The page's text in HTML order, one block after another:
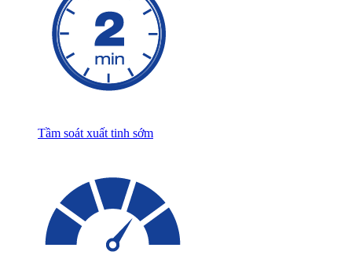
Tầm soát xuất tinh sớm